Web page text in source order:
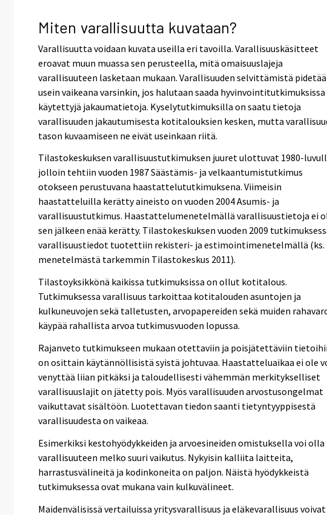
Miten varallisuutta kuvataan?
Varallisuutta voidaan kuvata useilla eri tavoilla. Varallisuuskäsitteet
eroavat muun muassa sen perusteella, mitä omaisuuslajeja
varallisuuteen lasketaan mukaan. Varallisuuden selvittämistä
usein vaikeana varsinkin, jos halutaan saada hyvinvointitutkimuksissa
käytettyjä jakaumatietoja. Kyselytutkimuksilla on saatu tietoja
varallisuuden jakautumisesta kotitalouksien kesken, mutta
tason kuvaamiseen ne eivät useinkaan riitä.
Tilastokeskuksen varallisuustutkimuksen juuret ulottuvat 1980-
jolloin tehtiin vuoden 1987 Säästämis- ja velkaantumistutkimus
otokseen perustuvana haastattelututkimuksena. Viimeisin
haastatteluilla kerätty aineisto on vuoden 2004 Asumis- ja
varallisuustutkimus. Haastattelumenetelmällä varallisuustietoja ei
sen jälkeen enää kerätty. Tilastokeskuksen vuoden 2009
varallisuustiedot tuotettiin rekisteri- ja estimointimenetelmällä (ks.
menetelmästä tarkemmin Tilastokeskus 2011).
Tilastoyksikkönä kaikissa tutkimuksissa on ollut kotitalous.
Tutkimuksessa varallisuus tarkoittaa kotitalouden asuntojen ja
kulkuneuvojen sekä talletusten, arvopapereiden sekä muiden
käypää rahallista arvoa tutkimusvuoden lopussa.
Rajanveto tutkimukseen mukaan otettaviin ja poisjätettäviin
on osittain käytännöllisistä syistä johtuvaa. Haastatteluaikaa ei ole
venyttää liian pitkäksi ja taloudellisesti vähemmän merkitykselliset
varallisuuslajit on jätetty pois. Myös varallisuuden arvostusongelmat
vaikuttavat sisältöön. Luotettavan tiedon saanti tietyntyyppisestä
varallisuudesta on vaikeaa.
Esimerkiksi kestohyödykkeiden ja arvoesineiden omistuksella voi olla
varallisuuteen melko suuri vaikutus. Nykyisin kalliita laitteita,
harrastusvälineitä ja kodinkoneita on paljon. Näistä hyödykkeistä
tutkimuksessa ovat mukana vain kulkuvälineet.
Maidenvälisissä vertailuissa yritysvarallisuus ja eläkevarallisuus voivat